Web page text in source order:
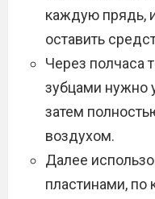
каждую прядь,
оставить
Через полчаса
зубцами нужно
затем
воздухом.
Далее
пластинами,